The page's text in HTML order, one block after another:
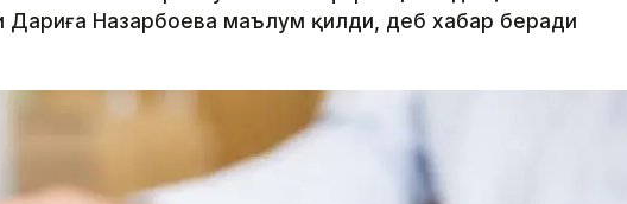
Дариға Назарбоева маълум қилди, деб хабар беради